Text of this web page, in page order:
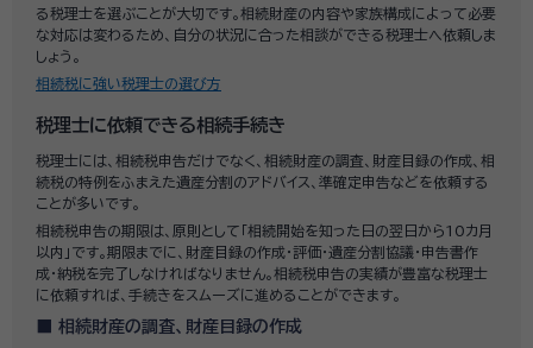
る税理士を選ぶことが大切です。相続財産の内容や家族構成によって必要
な対応は変わるため、自分の状況に合った相談ができる税理士へ依頼しま
しょう。
相続税に強い税理士の選び方
税理士に依頼できる相続手続き
税理士には、相続税申告だけでなく、相続財産の調査、財産目録の作成、相
続税の特例をふまえた遺産分割のアドバイス、準確定申告などを依頼する
ことが多いです。
相続税申告の期限は、原則として「相続開始を知った日の翌日から10カ月
以内」です。期限までに、財産目録の作成・評価・遺産分割協議・申告書作
成・納税を完了しなければなりません。相続税申告の実績が豊富な税理士
に依頼すれば、手続きをスムーズに進めることができます。
相続財産の調査、財産目録の作成